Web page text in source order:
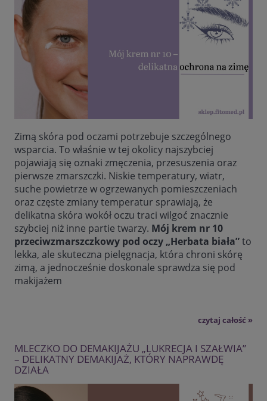
Zimą skóra pod oczami potrzebuje szczególnego
wsparcia. To właśnie w tej okolicy najszybciej
pojawiają się oznaki zmęczenia, przesuszenia oraz
pierwsze zmarszczki. Niskie temperatury, wiatr,
suche powietrze w ogrzewanych pomieszczeniach
oraz częste zmiany temperatur sprawiają, że
delikatna skóra wokół oczu traci wilgoć znacznie
szybciej niż inne partie twarzy. Mój krem nr 10
przeciwzmarszczkowy pod oczy „Herbata biała”to
lekka, ale skuteczna pielęgnacja, która chroni skórę
zimą, a jednocześnie doskonale sprawdza się pod
makijażem
czytaj całość »
MLECZKO DO DEMAKIJAŻU „LUKRECJA I SZAŁWIA”
– DELIKATNY DEMAKIJAŻ, KTÓRY NAPRAWDĘ
DZIAŁA